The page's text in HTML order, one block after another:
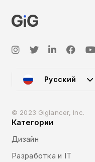
Русский
© 2023 Giglancer, Inc.
Категории
Дизайн
Разработка и IT